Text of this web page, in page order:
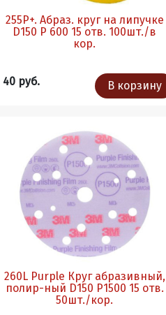
255Р+. Абраз. круг на липучке
D150 P 600 15 отв. 100шт./в
кор.
40 руб. В корзину
260L Purple Круг абразивный,
полир-ный D150 P1500 15 отв.
50шт./кор.